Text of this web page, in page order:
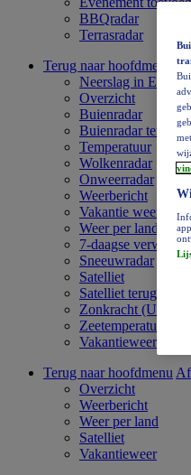
BBQradar
Terrasradar
Terug naar hoofdmenu
Neerslag in Europa
Overzicht
Buienradar
Buienradar
Temperatuur
Wolkenradar
Onweerradar
Weerbericht
Vakantie weervideo
Weer per land
7-daagse
Sneeuwradar
Satelliet
Satelliet terugkijken
Zonkracht (UV)
Zeetemperatuur
Vakantieweer
Terug naar hoofdmenu
Overzicht
Weerbericht
Weer per land
Satelliet
Vakantieweer